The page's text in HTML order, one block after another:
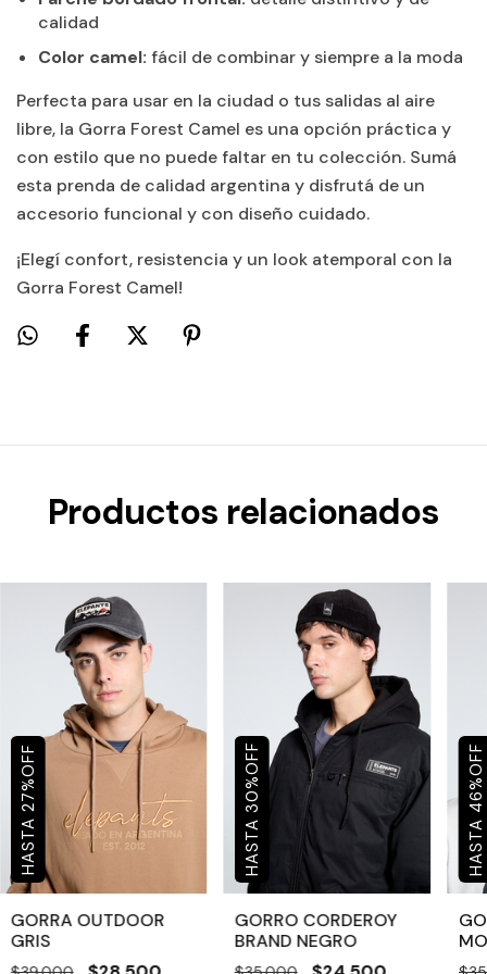
calidad
Color camel: fácil de combinar y siempre a la moda
Perfecta para usar en la ciudad o tus salidas al aire
libre, la Gorra Forest Camel es una opción práctica y
con estilo que no puede faltar en tu colección. Sumá
esta prenda de calidad argentina y disfrutá de un
accesorio funcional y con diseño cuidado.
¡Elegí confort, resistencia y un look atemporal con la
Gorra Forest Camel!
Productos relacionados
27
%
OFF
GORRA OUTDOOR
GRIS
30
%
OFF
GORRO CORDEROY
BRAND NEGRO
46
%
OFF